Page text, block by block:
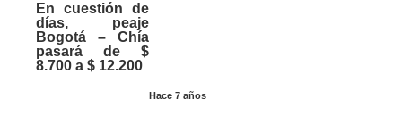
Hace 7 años
En cuestión de
días, peaje
Bogotá – Chía
pasará de $
8.700 a $ 12.200